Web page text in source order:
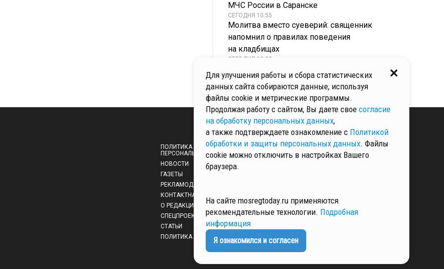
МЧС России в Саранске
СЕГОДНЯ 10:55
Молитва вместо суеверий: священник
напомнил о правилах поведения
на кладбищах
СЕГОДНЯ 10:22
в силу с 1 сентября 2026 года
ПОЛИТИКА ОБРАБОТКИ И ЗАЩИТЫ
ПЕРСОНАЛЬНЫХ ДАННЫХ
НОВОСТИ
ГАЗЕТЫ
РЕКЛАМОДАТЕЛЯМ
КОНТАКТНАЯ ИНФОРМАЦИЯ
О РЕДАКЦИИ
СПЕЦПРОЕКТЫ
СТАТЬИ
ПОЛИТИКА КОНФИДЕНЦИАЛЬНОСТИ
Для улучшения работы и сбора статистических
данных сайта собираются данные, используя
файлы cookie и метрические программы.
Продолжая работу с сайтом, Вы даете свое согласие
на обработку персональных данных,
а также подтверждаете ознакомление с Политикой
обработки и защиты персональных данных. Файлы
cookie можно отключить в настройках Вашего
браузера.
На сайте mosregtoday.ru применяются
рекомендательные технологии. Подробная
информация
Я ознакомился и согласен